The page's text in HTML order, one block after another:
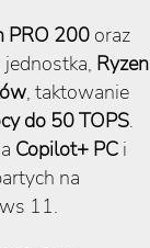
PRO 200 oraz
jednostka, Ryzen
, taktowanie
do 50 TOPS.
Copilot+ PC i
na
11.